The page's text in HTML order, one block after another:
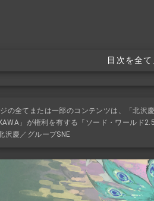
目次を全て
の全てまたは一部のコンテンツは、「北沢
」が権利を有する『ソード・ワールド
沢慶／グループSNE